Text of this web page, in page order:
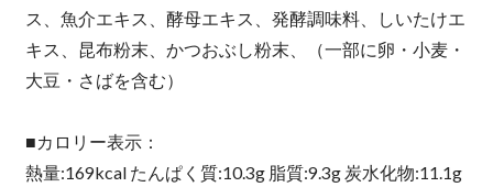
ス、魚介エキス、酵母エキス、発酵調味料、しいたけエ
キス、昆布粉末、かつおぶし粉末、（一部に卵・小麦・
大豆・さばを含む）
■カロリー表示：
熱量:169kcal たんぱく質:10.3g 脂質:9.3g 炭水化物:11.1g